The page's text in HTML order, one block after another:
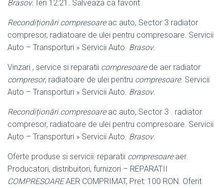
Brasov. Ieri 12:21. Salveaza ca favorit
Recondiționări compresoareac auto, Sector 3 radiator
compresor, radiatoare de ulei pentru compresoare. Servicii
Auto – Transporturi » Servicii Auto. Brasov.
Vinzari , service si reparatii compresoarede aer radiator
compresor, radiatoare de ulei pentru compresoare. Servicii
Auto – Transporturi » Servicii Auto. Brasov.
Recondiționări compresoareac auto, Sector 3 . radiator
compresor, radiatoare de ulei pentru compresoare. Servicii
Auto – Transporturi » Servicii Auto. Brasov.
Oferte produse si servicii: reparatii compresoareaer.
Producatori, distribuitori, furnizori – REPARATII
COMPRESOAREAER COMPRIMAT, Pret: 100 RON. Oferit